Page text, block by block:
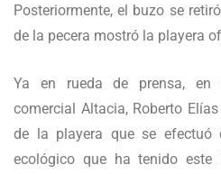
Posteriormente, el buzo se
de la pecera mostró la playera
Ya en rueda de prensa, en
comercial Altacia, Roberto
de la playera que se efectuó
ecológico que ha tenido